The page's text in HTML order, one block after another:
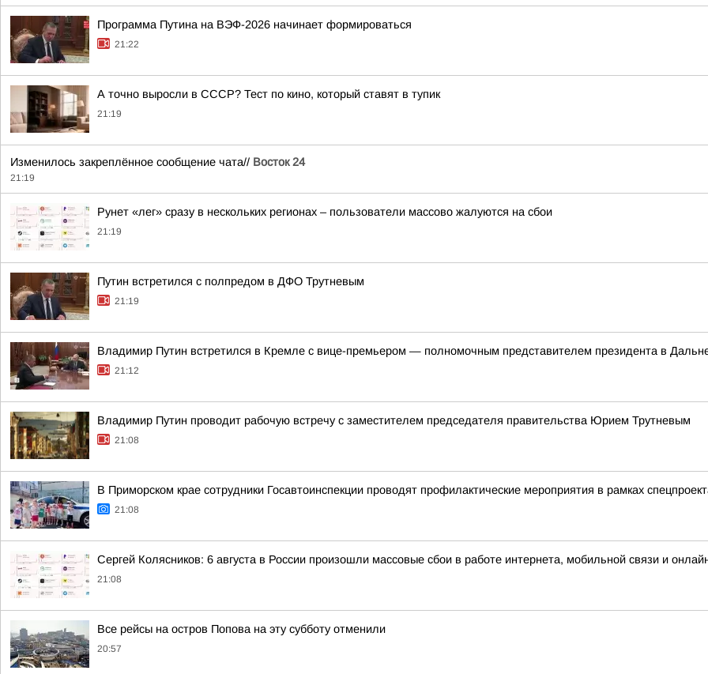
Программа Путина на ВЭФ-2026 начинает формироваться
21:22
А точно выросли в СССР? Тест по кино, который ставят в тупик
21:19
Изменилось закреплённое сообщение чата// Восток 24
21:19
Рунет «лег» сразу в нескольких регионах – пользователи массово жалуются на сбои
21:19
Путин встретился с полпредом в ДФО Трутневым
21:19
Владимир Путин встретился в Кремле с вице-премьером — полномочным представителем президента в
21:12
Владимир Путин проводит рабочую встречу с заместителем председателя правительства Юрием Трутневым
21:08
В Приморском крае сотрудники Госавтоинспекции проводят профилактические мероприятия в рамках
21:08
Сергей Колясников: 6 августа в России произошли массовые сбои в работе интернета, мобильной связи и
21:08
Все рейсы на остров Попова на эту субботу отменили
20:57